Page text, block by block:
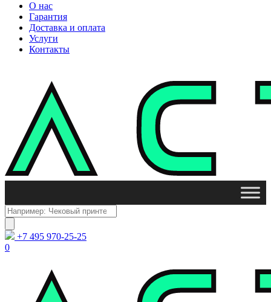
О нас
Гарантия
Доставка и оплата
Услуги
Контакты
Поиск
товаров
+7 495 970-25-25
0